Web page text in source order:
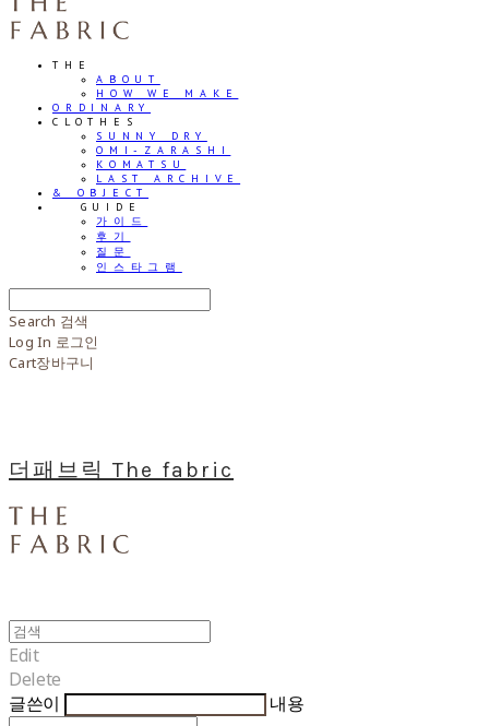
THE
ABOUT
HOW WE MAKE
ORDINARY
CLOTHES
SUNNY DRY
OMI-ZARASHI
KOMATSU
LAST ARCHIVE
& OBJECT
⠀⠀GUIDE
가이드
후기
질문
인스타그램
Search 검색
Log In 로그인
Cart장바구니
더패브릭 The fabric
Edit
Delete
글쓴이
내용